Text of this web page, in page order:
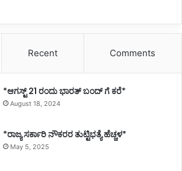
Recent Comments
*ಆಗಸ್ಟ್ 21 ರಂದು ಭಾರತ್‌ ಬಂದ್‌ ಗೆ ಕರೆ*
August 18, 2024
*ರಾಜ್ಯ ಸರ್ಕಾರಿ ನೌಕರರ ತುಟ್ಟಿಭತ್ಯೆ ಹೆಚ್ಚಳ*
May 5, 2025